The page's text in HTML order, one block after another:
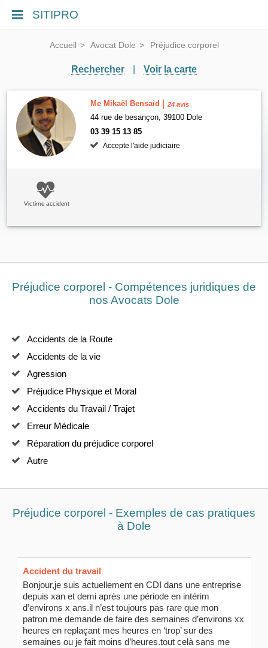
SITIPRO
Accueil Avocat Dole Préjudice corporel
Rechercher Voir la carte
Me Mikaël Bensaid 24 avis
44 rue de besançon, 39100 Dole
03 39 15 13 85
Accepte l'aide judiciaire
Victime accident
Préjudice corporel - Compétences juridiques de
nos Avocats Dole
Accidents de la Route
Accidents de la vie
Agression
Préjudice Physique et Moral
Accidents du Travail / Trajet
Erreur Médicale
Réparation du préjudice corporel
Autre
Préjudice corporel - Exemples de cas pratiques
à Dole
Accident du travail
Bonjour,je suis actuellement en CDI dans une entreprise
depuis xan et demi après une période en intérim
d’environs x ans.il n’est toujours pas rare que mon
patron me demande de faire des semaines d’environs xx
heures en replaçant mes heures en ‘trop’ sur des
semaines ou je fait moins d’heures.tout celà sans me